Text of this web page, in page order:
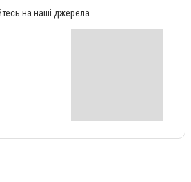
на наші джерела